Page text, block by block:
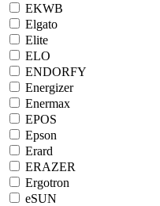
EKWB
Elgato
Elite
ELO
ENDORFY
Energizer
Enermax
EPOS
Epson
Erard
ERAZER
Ergotron
eSUN